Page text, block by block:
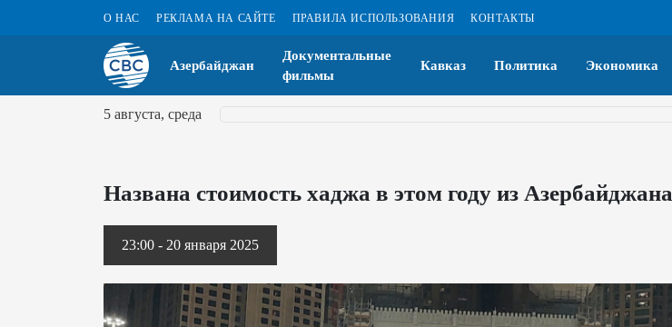
О НАС РЕКЛАМА НА САЙТЕ ПРАВИЛА ИСПОЛЬЗОВАНИЯ КОНТАКТЫ
Азербайджан
Документальные
фильмы
Кавказ Политика Экономика
5 августа, среда
Названа стоимость хаджа в этом году из Азербайджана
23:00 - 20 января 2025